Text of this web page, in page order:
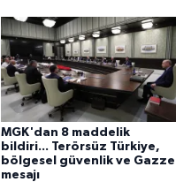
MGK'dan 8 maddelik
bildiri... Terörsüz Türkiye,
bölgesel güvenlik ve Gazze
mesajı